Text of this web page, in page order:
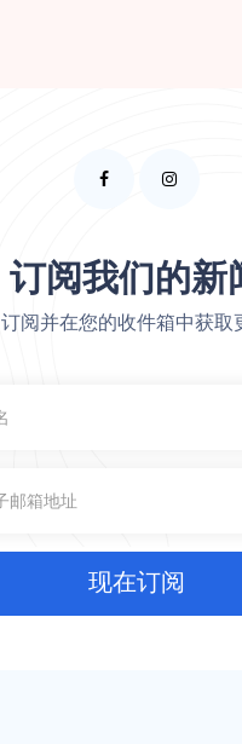
订阅我们的新
订阅并在您的收件箱中获取
现在订阅